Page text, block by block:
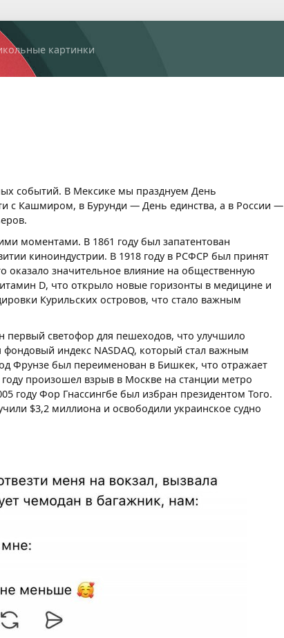
картинки
событий. В Мексике мы празднуем День
с Кашмиром, в Бурунди — День единства, а в России —
моментами. В 1861 году был запатентован
киноиндустрии. В 1918 году в РСФСР был принят
оказало значительное влияние на общественную
D, что открыло новые горизонты в медицине и
Курильских островов, что стало важным
первый светофор для пешеходов, что улучшило
фондовый индекс NASDAQ, который стал важным
Фрунзе был переименован в Бишкек, что отражает
произошел взрыв в Москве на станции метро
году Фор Гнассингбе был избран президентом Того.
$3,2 миллиона и освободили украинское судно